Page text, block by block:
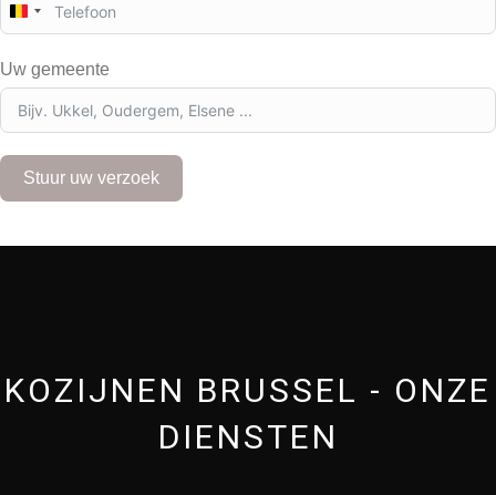
B
e
g
u
3
2
Uw gemeente
Stuur uw verzoek
KOZIJNEN BRUSSEL - ONZE
DIENSTEN